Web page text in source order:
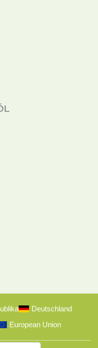
Deutschland
European Union